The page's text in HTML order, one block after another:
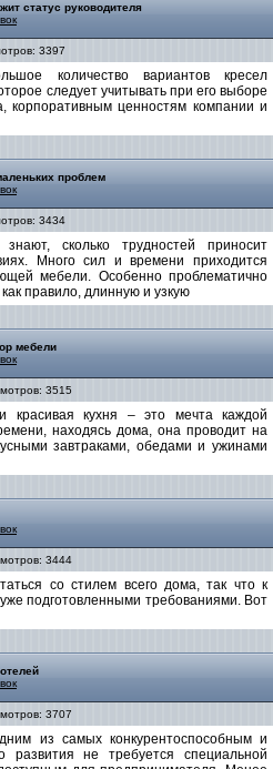
статус руководителя
3397
количество вариантов кресел
следует учитывать при его выборе
корпоративным ценностям компании и
проблем
3434
сколько трудностей приносит
Много сил и времени приходится
мебели. Особенно проблематично
правило, длинную и узкую
мебели
3515
красивая кухня – это мечта каждой
находясь дома, она проводит на
завтраками, обедами и ужинами
3444
со стилем всего дома, так что к
подготовленными требованиями. Вот
3707
из самых конкурентоспособным и
не требуется специальной